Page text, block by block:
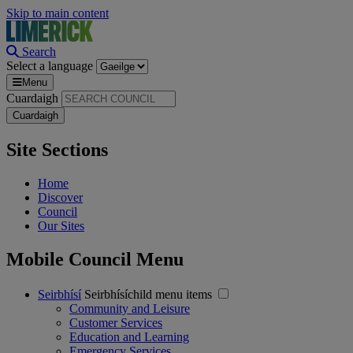
Skip to main content
Search
Select a language
Menu
Cuardaigh
Site Sections
Home
Discover
Council
Our Sites
Mobile Council Menu
Seirbhísí Seirbhísíchild menu items
Community and Leisure
Customer Services
Education and Learning